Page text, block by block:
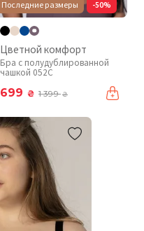
Последние размеры -50%
Цветной комфорт
Бра с полудублированной
чашкой 052C
699 ₴ 1 399₴